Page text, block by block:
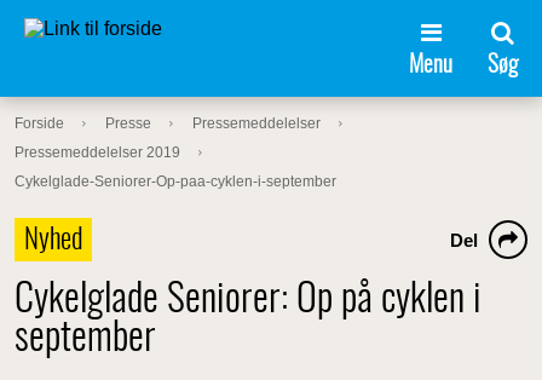
Menu Søg
Forside Presse
Pressemeddelelser
Pressemeddelelser 2019
Cykelglade-Seniorer-Op-paa-cyklen-i-september
Nyhed
Cykelglade Seniorer: Op på cyklen i
september
Del